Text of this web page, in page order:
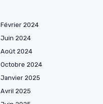
Février 2024
Juin 2024
Août 2024
Octobre 2024
Janvier 2025
Avril 2025